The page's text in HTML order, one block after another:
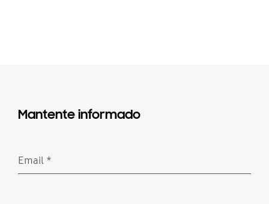
Mantente informado
Email *